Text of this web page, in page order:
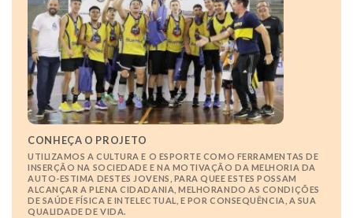
CONHEÇA O PROJETO
UTILIZAMOS A CULTURA E O ESPORTE COMO FERRAMENTAS DE
INSERÇÃO NA SOCIEDADE E NA MOTIVAÇÃO DA MELHORIA DA
AUTO-ESTIMA DESTES JOVENS, PARA QUEE ESTES POSSAM
ALCANÇAR A PLENA CIDADANIA, MELHORANDO AS CONDIÇÕES
DE SAÚDE FÍSICA E INTELECTUAL, E POR CONSEQUÊNCIA, A SUA
QUALIDADE DE VIDA.